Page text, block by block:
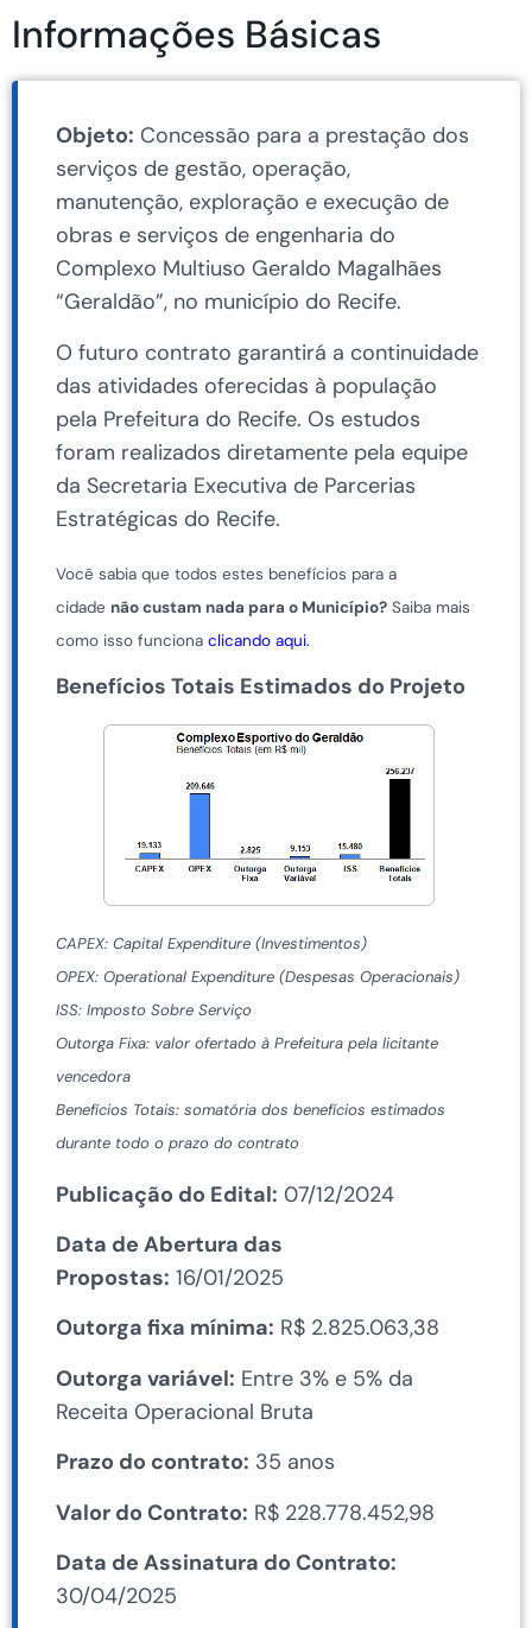
Informações Básicas
Objeto: Concessão para a prestação dos
serviços de gestão, operação,
manutenção, exploração e execução de
obras e serviços de engenharia do
Complexo Multiuso Geraldo Magalhães
“Geraldão”, no município do Recife.
O futuro contrato garantirá a continuidade
das atividades oferecidas à população
pela Prefeitura do Recife. Os estudos
foram realizados diretamente pela equipe
da Secretaria Executiva de Parcerias
Estratégicas do Recife.
Você sabia que todos estes benefícios para a
cidade não custam nada para o Município? Saiba mais
como isso funciona clicando aqui.
Benefícios Totais Estimados do Projeto
CAPEX: Capital Expenditure (Investimentos)
OPEX: Operational Expenditure (Despesas Operacionais)
ISS: Imposto Sobre Serviço
Outorga Fixa: valor ofertado à Prefeitura pela licitante
vencedora
Benefícios Totais: somatória dos benefícios estimados
durante todo o prazo do contrato
Publicação do Edital: 07/12/2024
Data de Abertura das
Propostas: 16/01/2025
Outorga fixa mínima: R$ 2.825.063,38
Outorga variável: Entre 3% e 5% da
Receita Operacional Bruta
Prazo do contrato: 35 anos
Valor do Contrato: R$ 228.778.452,98
Data de Assinatura do Contrato:
30/04/2025